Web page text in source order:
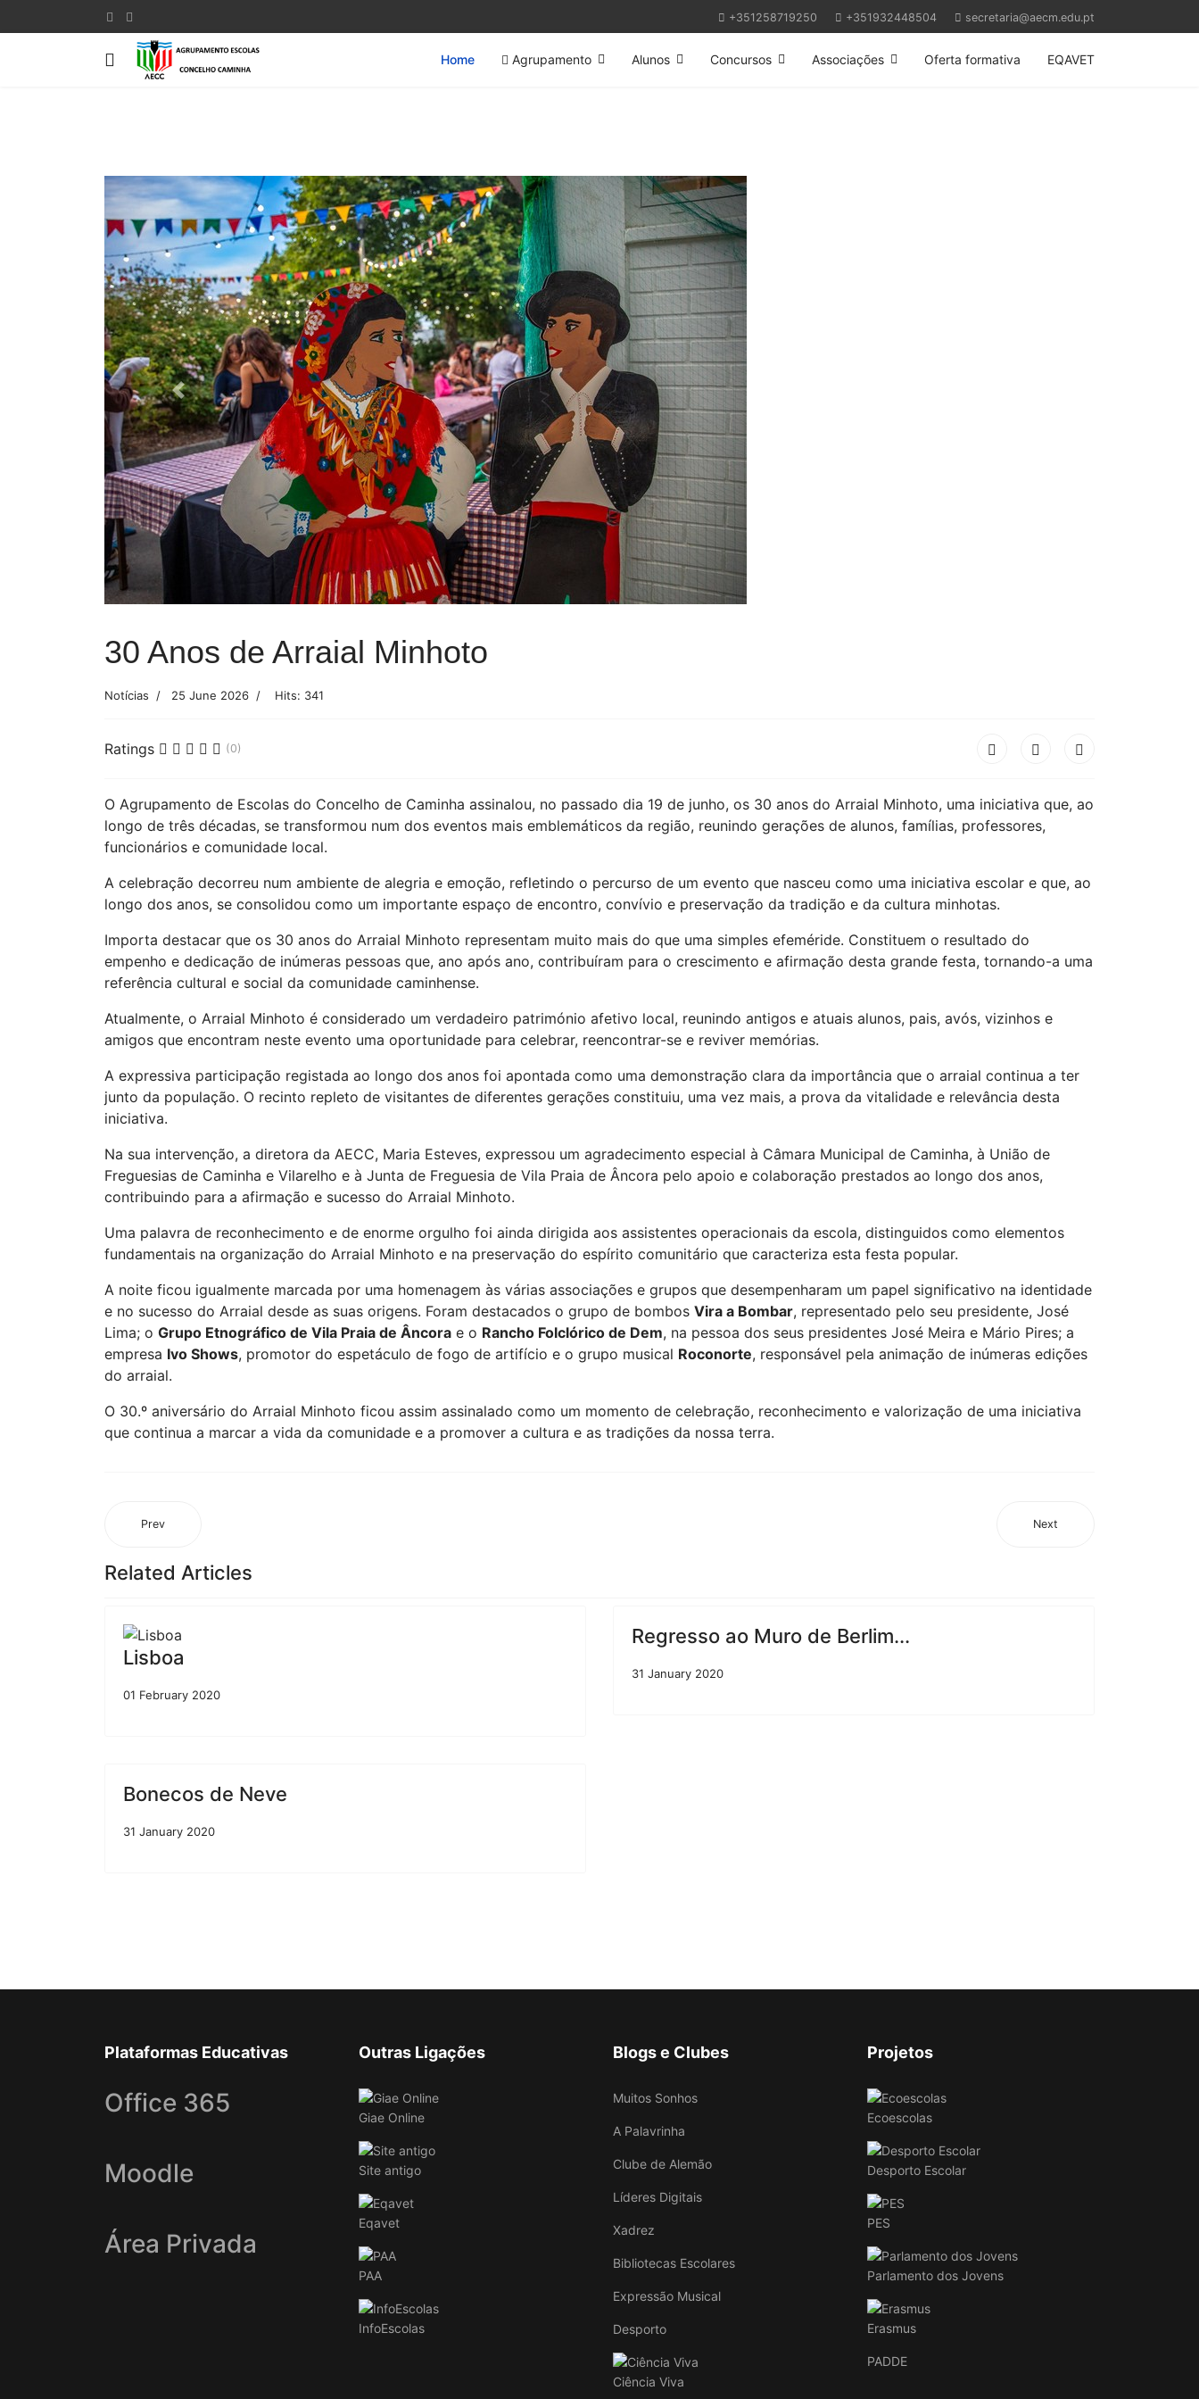
+351258719250 +351932448504 secretaria@aecm.edu.pt
Home Agrupamento Alunos Concursos Associações Oferta formativa EQAVET
Previous
30 Anos de Arraial Minhoto
Notícias 25 June 2026 Hits: 341
Ratings (0)
O Agrupamento de Escolas do Concelho de Caminha assinalou, no passado dia 19 de junho, os 30 anos do Arraial Minhoto, uma iniciativa que, ao
longo de três décadas, se transformou num dos eventos mais emblemáticos da região, reunindo gerações de alunos, famílias, professores,
funcionários e comunidade local.
A celebração decorreu num ambiente de alegria e emoção, refletindo o percurso de um evento que nasceu como uma iniciativa escolar e que, ao
longo dos anos, se consolidou como um importante espaço de encontro, convívio e preservação da tradição e da cultura minhotas.
Importa destacar que os 30 anos do Arraial Minhoto representam muito mais do que uma simples efeméride. Constituem o resultado do
empenho e dedicação de inúmeras pessoas que, ano após ano, contribuíram para o crescimento e afirmação desta grande festa, tornando-a uma
referência cultural e social da comunidade caminhense.
Atualmente, o Arraial Minhoto é considerado um verdadeiro património afetivo local, reunindo antigos e atuais alunos, pais, avós, vizinhos e
amigos que encontram neste evento uma oportunidade para celebrar, reencontrar-se e reviver memórias.
A expressiva participação registada ao longo dos anos foi apontada como uma demonstração clara da importância que o arraial continua a ter
junto da população. O recinto repleto de visitantes de diferentes gerações constituiu, uma vez mais, a prova da vitalidade e relevância desta
iniciativa.
Na sua intervenção, a diretora da AECC, Maria Esteves, expressou um agradecimento especial à Câmara Municipal de Caminha, à União de
Freguesias de Caminha e Vilarelho e à Junta de Freguesia de Vila Praia de Âncora pelo apoio e colaboração prestados ao longo dos anos,
contribuindo para a afirmação e sucesso do Arraial Minhoto.
Uma palavra de reconhecimento e de enorme orgulho foi ainda dirigida aos assistentes operacionais da escola, distinguidos como elementos
fundamentais na organização do Arraial Minhoto e na preservação do espírito comunitário que caracteriza esta festa popular.
A noite ficou igualmente marcada por uma homenagem às várias associações e grupos que desempenharam um papel significativo na identidade
e no sucesso do Arraial desde as suas origens. Foram destacados o grupo de bombos Vira a Bombar, representado pelo seu presidente, José
Lima; o Grupo Etnográfico de Vila Praia de Âncora e o Rancho Folclórico de Dem, na pessoa dos seus presidentes José Meira e Mário Pires; a
empresa Ivo Shows, promotor do espetáculo de fogo de artifício e o grupo musical Roconorte, responsável pela animação de inúmeras edições
do arraial.
O 30.º aniversário do Arraial Minhoto ficou assim assinalado como um momento de celebração, reconhecimento e valorização de uma iniciativa
que continua a marcar a vida da comunidade e a promover a cultura e as tradições da nossa terra.
Prev Next
Related Articles
Lisboa
01 February 2020
Regresso ao Muro de Berlim...
31 January 2020
Bonecos de Neve
31 January 2020
Plataformas Educativas
Office 365
Moodle
Área Privada
Outras Ligações
Giae Online
Site antigo
Eqavet
PAA
InfoEscolas
Blogs e Clubes
Muitos Sonhos
A Palavrinha
Clube de Alemão
Líderes Digitais
Xadrez
Bibliotecas Escolares
Expressão Musical
Desporto
Ciência Viva
Projetos
Ecoescolas
Desporto Escolar
PES
Parlamento dos Jovens
Erasmus
PADDE